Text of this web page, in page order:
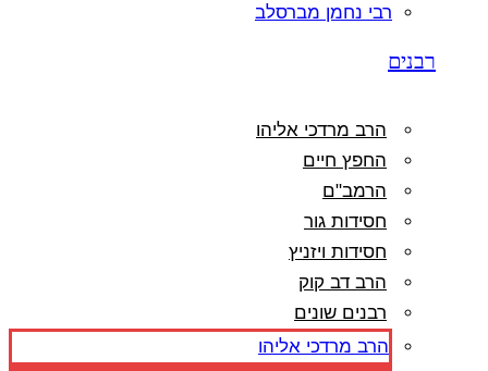
רבי נחמן מברסלב
רבנים
הרב מרדכי אליהו
החפץ חיים
הרמב"ם
חסידות גור
חסידות ויזניץ
הרב דב קוק
רבנים שונים
הרב מרדכי אליהו